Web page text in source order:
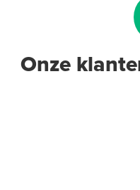
Onze